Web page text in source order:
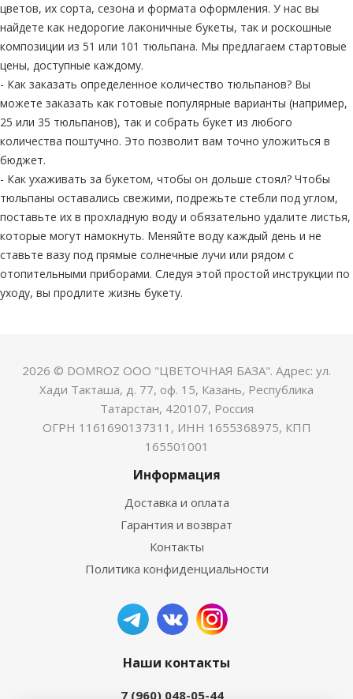
цветов, их сорта, сезона и формата оформления. У нас вы
найдете как недорогие лаконичные букеты, так и роскошные
композиции из 51 или 101 тюльпана. Мы предлагаем стартовые
цены, доступные каждому.
- Как заказать определенное количество тюльпанов? Вы
можете заказать как готовые популярные варианты (например,
25 или 35 тюльпанов), так и собрать букет из любого
количества поштучно. Это позволит вам точно уложиться в
бюджет.
- Как ухаживать за букетом, чтобы он дольше стоял? Чтобы
тюльпаны оставались свежими, подрежьте стебли под углом,
поставьте их в прохладную воду и обязательно удалите листья,
которые могут намокнуть. Меняйте воду каждый день и не
ставьте вазу под прямые солнечные лучи или рядом с
отопительными приборами. Следуя этой простой инструкции по
уходу, вы продлите жизнь букету.
2026 © DOMROZ ООО "ЦВЕТОЧНАЯ БАЗА". Адрес: ул.
Хади Такташа, д. 77, оф. 15, Казань, Республика
Татарстан, 420107, Россия
ОГРН 1161690137311, ИНН 1655368975, КПП
165501001
Информация
Доставка и оплата
Гарантия и возврат
Контакты
Политика конфиденциальности
Наши контакты
7 (960) 048-05-44